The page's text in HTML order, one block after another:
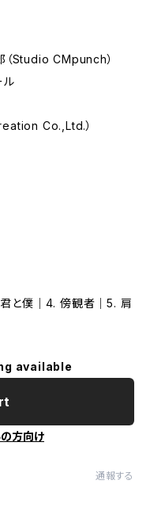
（Studio CMpunch）
ル
Co.,Ltd.）
君と僕｜4. 傍観者｜5. 肩
available
方向け
通報する